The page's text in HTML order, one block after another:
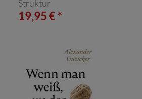
Struktur
19,95 € *